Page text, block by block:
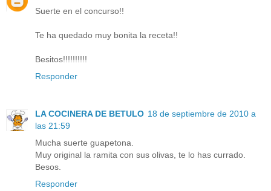
Suerte en el concurso!!
Te ha quedado muy bonita la receta!!
Besitos!!!!!!!!!!
Responder
LA COCINERA DE BETULO 18 de septiembre de 2010 a
las 21:59
Mucha suerte guapetona.
Muy original la ramita con sus olivas, te lo has currado.
Besos.
Responder